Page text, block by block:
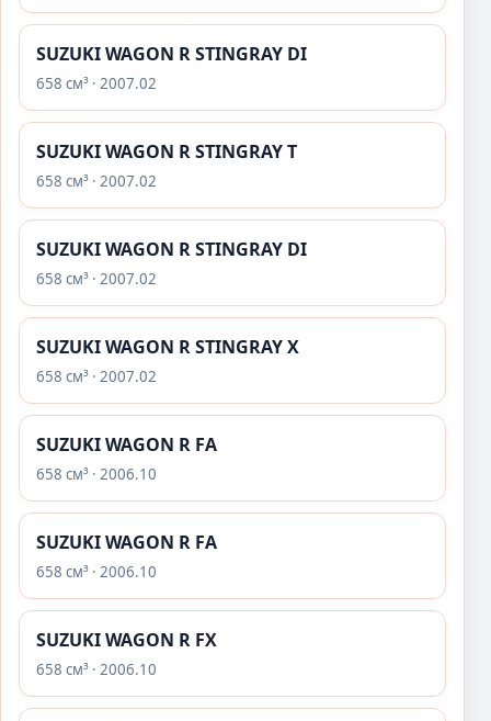
SUZUKI WAGON R STINGRAY DI
658 см³ · 2007.02
SUZUKI WAGON R STINGRAY T
658 см³ · 2007.02
SUZUKI WAGON R STINGRAY DI
658 см³ · 2007.02
SUZUKI WAGON R STINGRAY X
658 см³ · 2007.02
SUZUKI WAGON R FA
658 см³ · 2006.10
SUZUKI WAGON R FA
658 см³ · 2006.10
SUZUKI WAGON R FX
658 см³ · 2006.10